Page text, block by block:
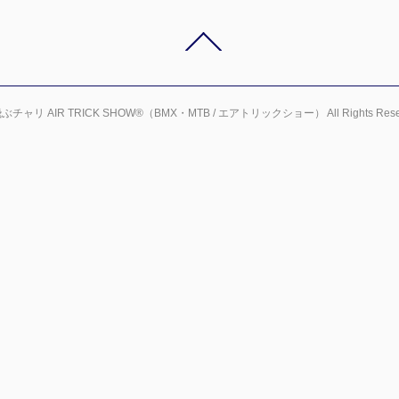
チャリ AIR TRICK SHOW®（BMX・MTB / エアトリックショー） All Rights